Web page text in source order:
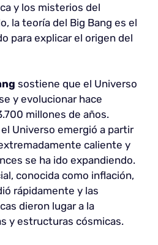
y los misterios del
la teoría del Big Bang es el
para explicar el origen del
sostiene que el Universo
y evolucionar hace
millones de años.
Universo emergió a partir
caliente y
se ha ido expandiendo.
conocida como inflación,
rápidamente y las
dieron lugar a la
y estructuras cósmicas.